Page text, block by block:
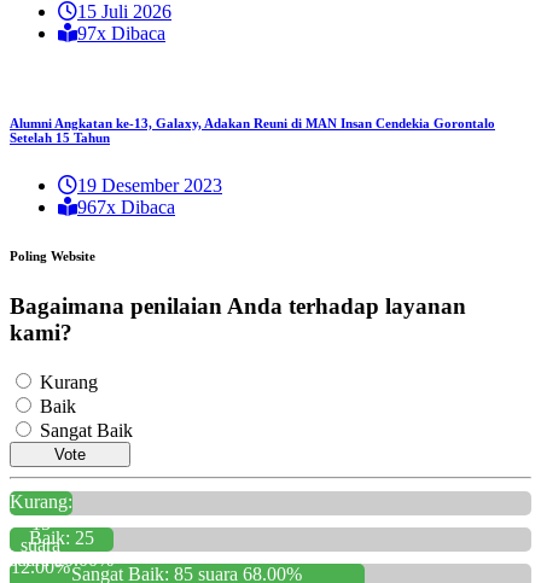
15 Juli 2026
97x Dibaca
Alumni Angkatan ke-13, Galaxy, Adakan Reuni di MAN Insan Cendekia Gorontalo
Setelah 15 Tahun
19 Desember 2023
967x Dibaca
Poling Website
Bagaimana penilaian Anda terhadap layanan
kami?
Kurang
Baik
Sangat Baik
Vote
Kurang:
15
suara
12.00%
Baik: 25
suara 20.00%
Sangat Baik: 85 suara 68.00%